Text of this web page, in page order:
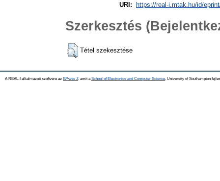
URI:
https://real-i.mtak.hu/id/
Szerkesztés
Tétel szekesztése
A REAL-I alkalmazott szoftvere az EPrints 3, amit a School of Electronics and Computer Science , University of Southampton